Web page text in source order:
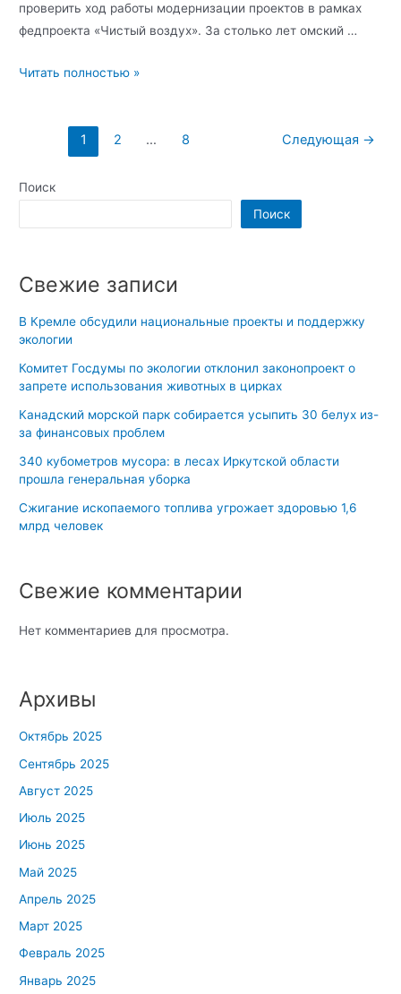
проверить ход работы модернизации проектов в рамках
федпроекта «Чистый воздух». За столько лет омский …
Читать полностью »
1 2 … 8 Следующая →
Поиск
Поиск
Свежие записи
В Кремле обсудили национальные проекты и поддержку
экологии
Комитет Госдумы по экологии отклонил законопроект о
запрете использования животных в цирках
Канадский морской парк собирается усыпить 30 белух из-
за финансовых проблем
340 кубометров мусора: в лесах Иркутской области
прошла генеральная уборка
Сжигание ископаемого топлива угрожает здоровью 1,6
млрд человек
Свежие комментарии
Нет комментариев для просмотра.
Архивы
Октябрь 2025
Сентябрь 2025
Август 2025
Июль 2025
Июнь 2025
Май 2025
Апрель 2025
Март 2025
Февраль 2025
Январь 2025